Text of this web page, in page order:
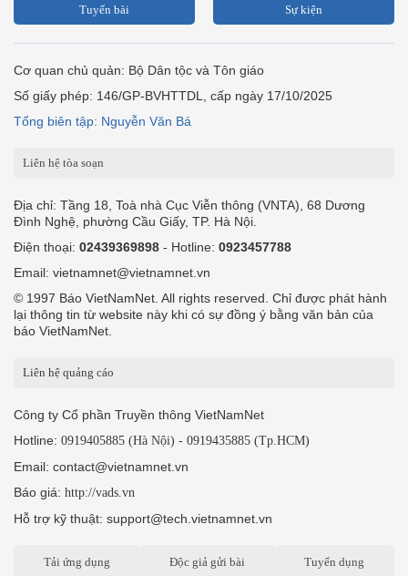
Tuyến bài Sự kiện
Cơ quan chủ quản: Bộ Dân tộc và Tôn giáo
Số giấy phép: 146/GP-BVHTTDL, cấp ngày 17/10/2025
Tổng biên tập: Nguyễn Văn Bá
Liên hệ tòa soạn
Địa chỉ: Tầng 18, Toà nhà Cục Viễn thông (VNTA), 68 Dương
Đình Nghệ, phường Cầu Giấy, TP. Hà Nội.
Điện thoại: 02439369898 - Hotline: 0923457788
Email: vietnamnet@vietnamnet.vn
© 1997 Báo VietNamNet. All rights reserved. Chỉ được phát hành
lại thông tin từ website này khi có sự đồng ý bằng văn bản của
báo VietNamNet.
Liên hệ quảng cáo
Công ty Cổ phần Truyền thông VietNamNet
Hotline: 0919405885 (Hà Nội) - 0919435885 (Tp.HCM)
Email: contact@vietnamnet.vn
Báo giá: http://vads.vn
Hỗ trợ kỹ thuật: support@tech.vietnamnet.vn
Tải ứng dụng Độc giả gửi bài Tuyển dụng